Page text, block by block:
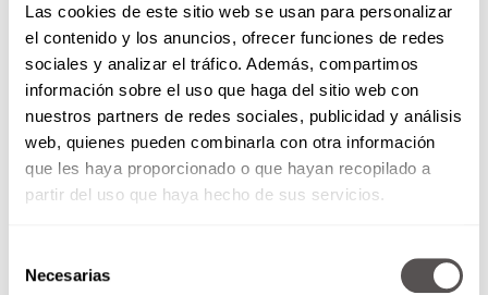
Las cookies de este sitio web se usan para personalizar
el contenido y los anuncios, ofrecer funciones de redes
sociales y analizar el tráfico. Además, compartimos
información sobre el uso que haga del sitio web con
nuestros partners de redes sociales, publicidad y análisis
web, quienes pueden combinarla con otra información
que les haya proporcionado o que hayan recopilado a
partir del uso que haya hecho de sus servicios.
Necesarias